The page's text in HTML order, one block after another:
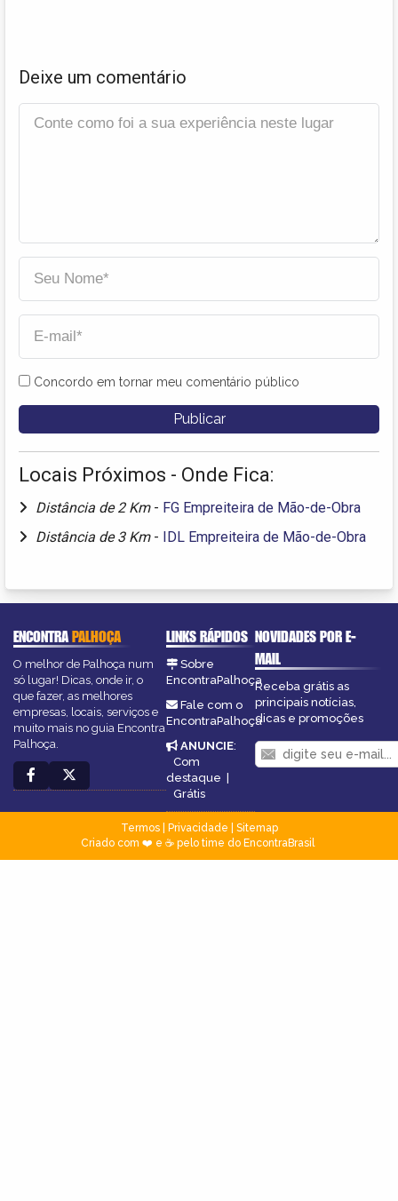
Deixe um comentário
Concordo em tornar meu comentário público
Locais Próximos - Onde Fica:
Distância de 2 Km - FG Empreiteira de Mão-de-Obra
Distância de 3 Km - IDL Empreiteira de Mão-de-Obra
ENCONTRAPALHOÇA
O melhor de Palhoça num
só lugar! Dicas, onde ir, o
que fazer, as melhores
empresas, locais, serviços e
muito mais no guia Encontra
Palhoça.
LINKS RÁPIDOS
Sobre
EncontraPalhoça
Fale com o
EncontraPalhoça
ANUNCIE:
Com
destaque |
Grátis
NOVIDADES POR E-
MAIL
Receba grátis as
principais notícias,
dicas e promoções
Termos| Privacidade
Sitemap
Criado com ❤️ e ☕ pelo time do EncontraBrasil